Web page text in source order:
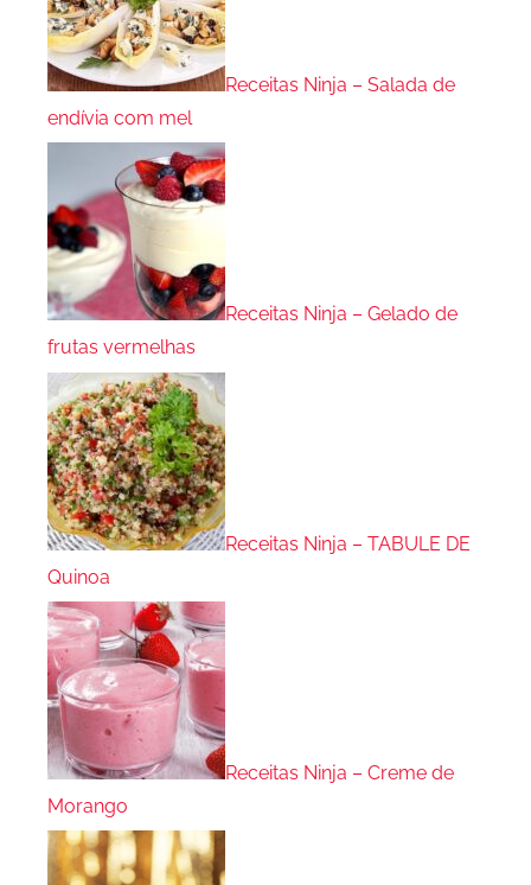
Receitas Ninja – Salada de
endívia com mel
Receitas Ninja – Gelado de
frutas vermelhas
Receitas Ninja – TABULE DE
Quinoa
Receitas Ninja – Creme de
Morango